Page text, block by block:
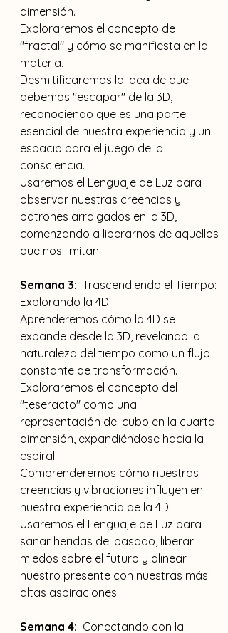
dimensión.
Exploraremos el concepto de
"fractal" y cómo se manifiesta en la
materia.
Desmitificaremos la idea de que
debemos "escapar" de la 3D,
reconociendo que es una parte
esencial de nuestra experiencia y un
espacio para el juego de la
consciencia.
Usaremos el Lenguaje de Luz para
observar nuestras creencias y
patrones arraigados en la 3D,
comenzando a liberarnos de aquellos
que nos limitan.
Semana 3: Trascendiendo el Tiempo:
Explorando la 4D
Aprenderemos cómo la 4D se
expande desde la 3D, revelando la
naturaleza del tiempo como un flujo
constante de transformación.
Exploraremos el concepto del
"teseracto" como una
representación del cubo en la cuarta
dimensión, expandiéndose hacia la
espiral.
Comprenderemos cómo nuestras
creencias y vibraciones influyen en
nuestra experiencia de la 4D.
Usaremos el Lenguaje de Luz para
sanar heridas del pasado, liberar
miedos sobre el futuro y alinear
nuestro presente con nuestras más
altas aspiraciones.
Semana 4: Conectando con la